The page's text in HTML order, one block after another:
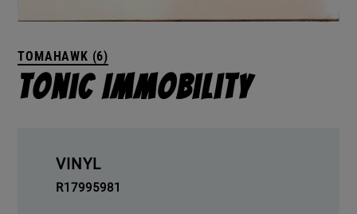
TOMAHAWK (6)
Tonic Immobility
VINYL
R17995981